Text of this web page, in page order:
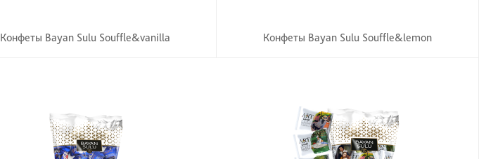
Конфеты Bayan Sulu Souffle&vanilla Конфеты Bayan Sulu Souffle&lemon